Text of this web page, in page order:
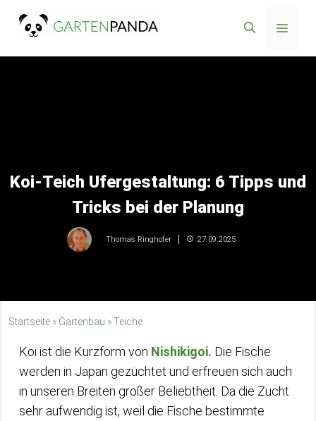
Inhalt
Menü
Koi-Teich Ufergestaltung: 6 Tipps und
Tricks bei der Planung
Thomas Ringhofer 27.09.2025
Startseite » Gartenbau »Teiche
Koi ist die Kurzform von Nishikigoi. Die Fische
werden in Japan gezüchtet und erfreuen sich auch
in unseren Breiten großer Beliebtheit. Da die Zucht
sehr aufwendig ist, weil die Fische bestimmte